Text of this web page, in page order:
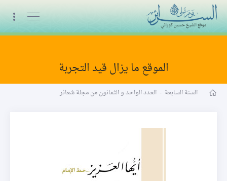
البث المباشر
الموقع ما يزال قيد التجربة
السنة السابعة - العـدد الواحد و الثمانون من مجلة شعائر